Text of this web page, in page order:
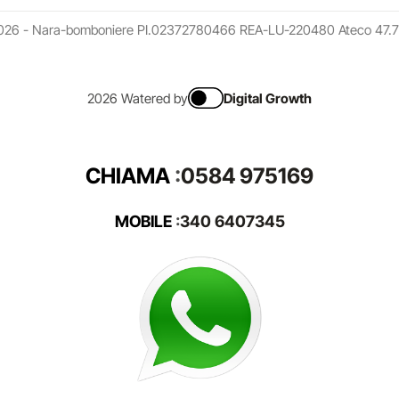
- Nara-bomboniere PI.02372780466 REA-LU-220480 Ateco
2026 Watered by Digital Growth
CHIAMA :0584 975169
MOBILE:340 6407345